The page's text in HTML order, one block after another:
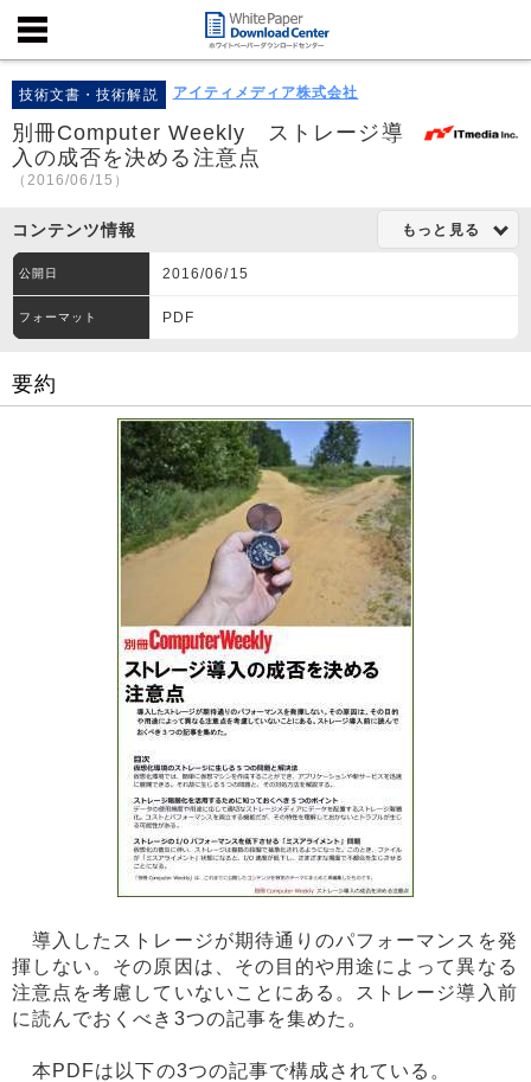
技術文書・技術解説 アイティメディア株式会社
別冊Computer Weekly ストレージ導
入の成否を決める注意点
（2016/06/15）
コンテンツ情報 もっと見る
公開日 2016/06/15
フォーマット PDF
要約
導入したストレージが期待通りのパフォーマンスを発
揮しない。その原因は、その目的や用途によって異なる
注意点を考慮していないことにある。ストレージ導入前
に読んでおくべき3つの記事を集めた。
本PDFは以下の3つの記事で構成されている。